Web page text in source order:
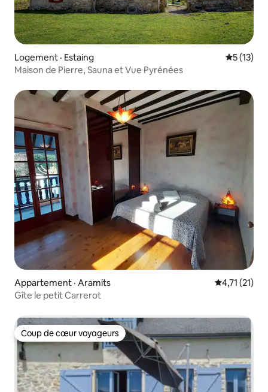
Logement · Estaing Note
5 (13)
Maison de Pierre, Sauna et Vue Pyrénées
Appartement · Aramits Note
4,71 (21)
Gîte le petit Carrerot
Coup de cœur voyageurs
Coup de cœur voyageurs